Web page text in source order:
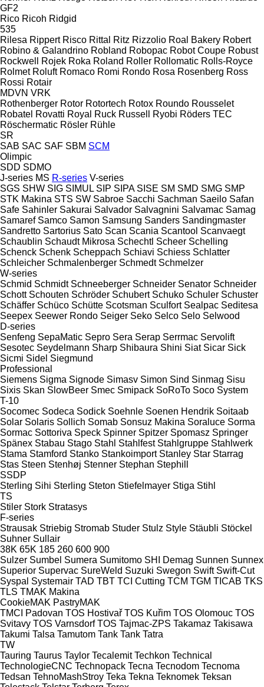
GF2
Rico Ricoh Ridgid
535
Rilesa Rippert Risco Rittal Ritz Rizzolio Roal Bakery Robert
Robino & Galandrino Robland Robopac Robot Coupe Robust
Rockwell
Rojek Roka Roland Roller Rollomatic Rolls-Royce
Rolmet Roluft Romaco Romi Rondo Rosa Rosenberg Ross
Rossi Rotair
MDVN VRK
Rothenberger Rotor Rotortech Rotox Roundo Rousselet
Robatel Rovatti Royal Ruck Russell Ryobi Röders TEC
Röschermatic Rösler Rühle
SR
SAB SAC SAF SBM SCM
Olimpic
SDD SDMO
J-series MS R-series V-series
SGS SHW SIG SIMUL SIP SIPA SISE SM SMD SMG SMP
STK Makina STS SW Sabroe Sacchi Sachman Saeilo Safan
Safe Sahinler Sakurai Salvador Salvagnini Salvamac Samag
Samaref Samco Samon Samsung Sanders Sandingmaster
Sandretto Sartorius Sato Scan Scania Scantool Scanvaegt
Schaublin Schaudt Mikrosa Schechtl Scheer Schelling
Schenck Schenk Scheppach Schiavi Schiess Schlatter
Schleicher Schmalenberger Schmedt Schmelzer
W-series
Schmid Schmidt Schneeberger Schneider Senator Schneider
Schott Schouten Schröder Schubert Schuko Schuler Schuster
Schäffer Schüco Schütte Scotsman Sculfort Sealpac Seditesa
Seepex Seewer Rondo Seiger Seko Selco Selo Selwood
D-series
Senfeng SepaMatic Sepro Sera Serap Serrmac Servolift
Sesotec Seydelmann Sharp Shibaura Shini Siat Sicar Sick
Sicmi Sidel Siegmund
Professional
Siemens Sigma Signode Simasv Simon Sind Sinmag Sisu
Sixis Skan SlowBeer Smec Smipack SoRoTo Soco System
T-10
Socomec Sodeca Sodick Soehnle Soenen Hendrik Soitaab
Solar Solaris Sollich Somab Sonsuz Makina Soraluce Sorma
Sormac Sottoriva Speck Spinner Spitzer Spomasz Springer
Spänex Stabau Stago Stahl Stahlfest Stahlgruppe Stahlwerk
Stama Stamford Stanko Stankoimport Stanley Star Starrag
Stas Steen Stenhøj Stenner Stephan Stephill
SSDP
Sterling Sihi Sterling Steton Stiefelmayer Stiga Stihl
TS
Stiler Stork Stratasys
F-series
Strausak Striebig Stromab Studer Stulz Style Stäubli Stöckel
Suhner Sullair
38K 65K 185 260 600 900
Sulzer Sumbel Sumera Sumitomo SHI Demag Sunnen Sunnex
Superior Supervac SureWeld Suzuki Swegon Swift Swift-Cut
Syspal Systemair TAD TBT TCI Cutting TCM TGM TICAB TKS
TLS TMAK Makina
CookieMAK PastryMAK
TMCI Padovan TOS Hostivař TOS Kuřim TOS Olomouc TOS
Svitavy TOS Varnsdorf TOS Tajmac-ZPS Takamaz Takisawa
Takumi Talsa Tamutom Tank Tank Tatra
TW
Tauring Taurus Taylor Tecalemit Techkon Technical
TechnologieCNC Technopack Tecna Tecnodom Tecnoma
Tedsan TehnoMashStroy Teka Tekna Teknomek Teksan